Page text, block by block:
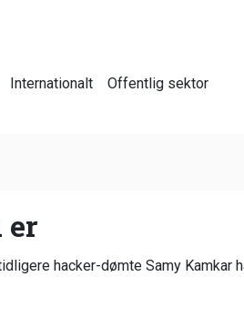
Internationalt Offentlig sektor
er
hacker-dømte Samy Kamkar